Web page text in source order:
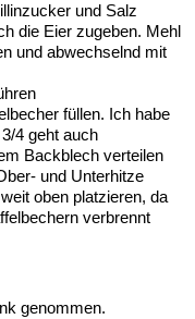
und Salz
die Eier zugeben. Mehl
und abwechselnd mit
füllen. Ich habe
4 geht auch
Backblech verteilen
und Unterhitze
oben platzieren, da
verbrennt
genommen.